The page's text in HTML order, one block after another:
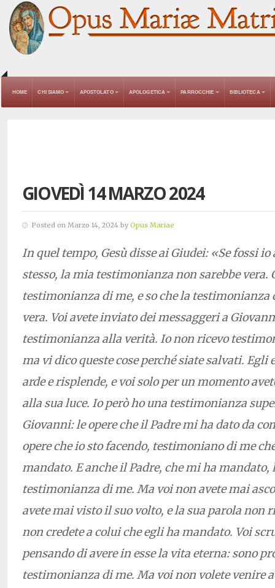
HOME CHI SIAMO APOSTOLATO APOLOGETICA PARROCCHIE BIBLIOTECA
GIOVEDÌ 14 MARZO 2024
Posted on Marzo 14, 2024 by Opus Mariae
In quel tempo, Gesù disse ai Giudei: «Se fossi
stesso, la mia testimonianza non sarebbe vera.
testimonianza di me, e so che la testimonianza
vera. Voi avete inviato dei messaggeri a
testimonianza alla verità. Io non ricevo
ma vi dico queste cose perché siate salvati. Egli
arde e risplende, e voi solo per un momento
alla sua luce. Io però ho una testimonianza
Giovanni: le opere che il Padre mi ha dato da
opere che io sto facendo, testimoniano di me
mandato. E anche il Padre, che mi ha mandato,
testimonianza di me. Ma voi non avete mai
avete mai visto il suo volto, e la sua parola
non credete a colui che egli ha mandato. Voi
pensando di avere in esse la vita eterna: sono
testimonianza di me. Ma voi non volete venire